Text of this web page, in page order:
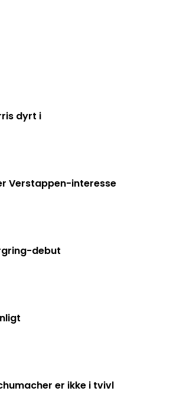
dyrt i
Verstappen-interesse
debut
er ikke i tvivl